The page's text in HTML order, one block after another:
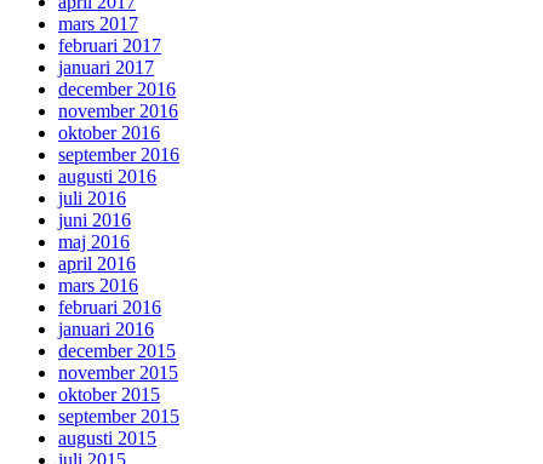
mars 2017
februari 2017
januari 2017
december 2016
november 2016
oktober 2016
september 2016
augusti 2016
juli 2016
juni 2016
maj 2016
april 2016
mars 2016
februari 2016
januari 2016
december 2015
november 2015
oktober 2015
september 2015
augusti 2015